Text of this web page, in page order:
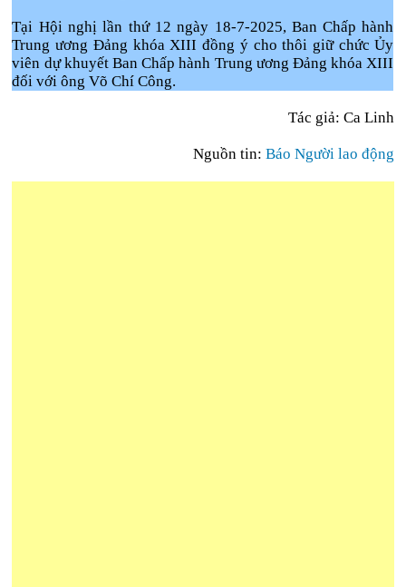
Tại Hội nghị lần thứ 12 ngày 18-7-2025, Ban Chấp hành
Trung ương Đảng khóa XIII đồng ý cho thôi giữ chức Ủy
viên dự khuyết Ban Chấp hành Trung ương Đảng khóa XIII
đối với ông Võ Chí Công.
Tác giả: Ca Linh
Nguồn tin: Báo Người lao động